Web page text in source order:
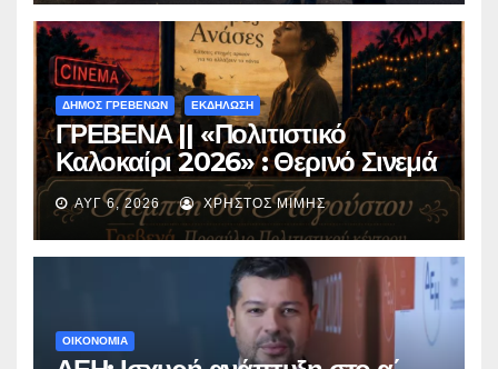
ΔΗΜΟΣ ΓΡΕΒΕΝΩΝ ΕΚΔΗΛΩΣΗ
ΓΡΕΒΕΝΑ || «Πολιτιστικό
Καλοκαίρι 2026» : Θερινό Σινεμά
με την βραβευμένη ταινία
«Μικρές Ανάσες».
ΑΥΓ 6, 2026 ΧΡΉΣΤΟΣ ΜΊΜΗΣ
ΟΙΚΟΝΟΜΙΑ